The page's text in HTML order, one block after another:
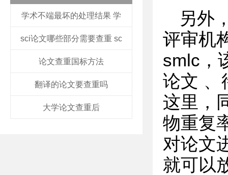
学术不端最坏的处理结果 学
sci论文哪些部分需要查重 sc
论文查重国标方法
翻译的论文要查重吗
大学论文查重后
另外
评审机
smlc，
论文 、
这里，
物重复
对论文
就可以